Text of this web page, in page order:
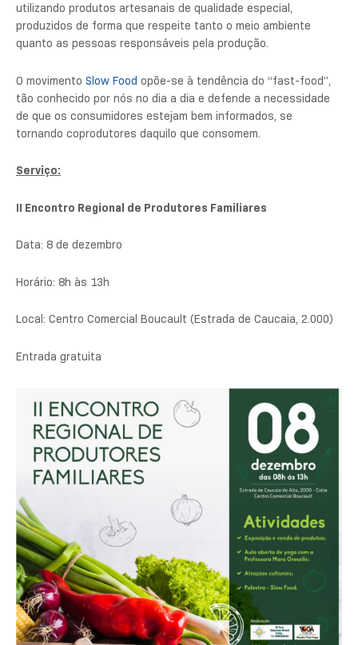
utilizando produtos artesanais de qualidade especial,
produzidos de forma que respeite tanto o meio ambiente
quanto as pessoas responsáveis pela produção.
O movimento Slow Food opõe-se à tendência do “fast-food”,
tão conhecido por nós no dia a dia e defende a necessidade
de que os consumidores estejam bem informados, se
tornando coprodutores daquilo que consomem.
Serviço:
II Encontro Regional de Produtores Familiares
Data: 8 de dezembro
Horário: 8h às 13h
Local: Centro Comercial Boucault (Estrada de Caucaia, 2.000)
Entrada gratuita